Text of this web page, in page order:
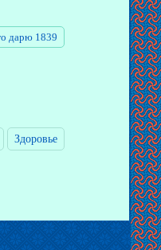
дарю 1839
Здоровье